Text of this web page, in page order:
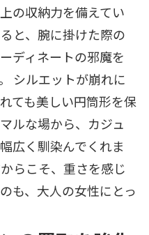
の収納力を備えてい
と、腕に掛けた際の
ディネートの邪魔を
シルエットが崩れに
ても美しい円筒形を保
ルな場から、カジュ
広く馴染んでくれま
らこそ、重さを感じ
も、大人の女性にとっ